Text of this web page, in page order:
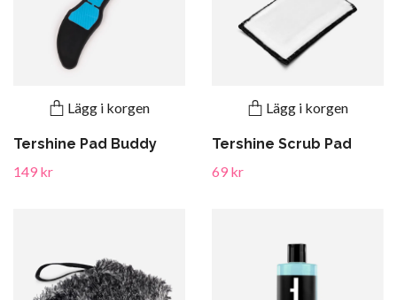
Lägg i korgen
Tershine Pad Buddy
149 kr
Lägg i korgen
Tershine Scrub Pad
69 kr